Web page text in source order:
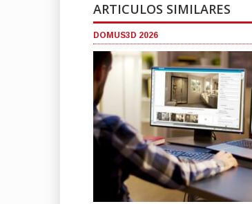
ARTICULOS SIMILARES
DOMUS3D 2026